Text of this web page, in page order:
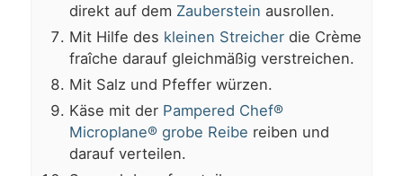
direkt auf dem Zauberstein ausrollen.
Mit Hilfe des kleinen Streicherdie Crème
fraîche darauf gleichmäßig verstreichen.
Mit Salz und Pfeffer würzen.
Käse mit der Pampered Chef®
Microplane® grobe Reibe reiben und
darauf verteilen.